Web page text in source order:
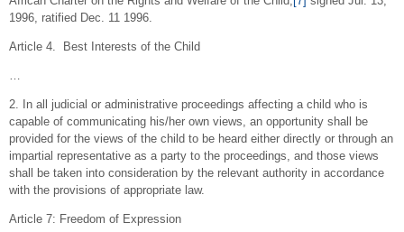
1996, ratified Dec. 11 1996.
Article 4. Best Interests of the Child
2. In all judicial or administrative proceedings affecting a child who is
capable of communicating his/her own views, an opportunity shall be
provided for the views of the child to be heard either directly or through an
impartial representative as a party to the proceedings, and those views
shall be taken into consideration by the relevant authority in accordance
with the provisions of appropriate law.
Article 7: Freedom of Expression